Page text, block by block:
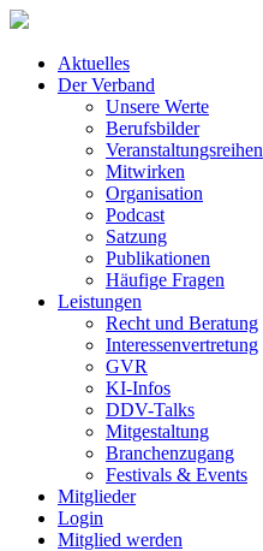
Aktuelles
Der Verband
Unsere Werte
Berufsbilder
Veranstaltungsreihen
Mitwirken
Organisation
Podcast
Satzung
Publikationen
Häufige Fragen
Leistungen
Recht und Beratung
Interessenvertretung
GVR
KI-Infos
DDV-Talks
Mitgestaltung
Branchenzugang
Festivals & Events
Mitglieder
Login
Mitglied werden